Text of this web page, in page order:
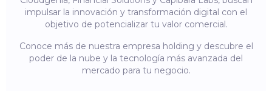
impulsar la innovación y transformación digital con el
objetivo de potencializar tu valor comercial.
Conoce más de nuestra empresa holding y descubre el
poder de la nube y la tecnología más avanzada del
mercado para tu negocio.